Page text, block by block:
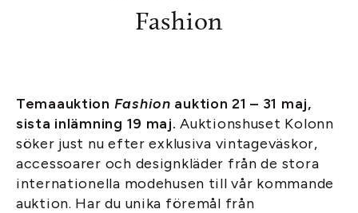
Fashion
Temaauktion Fashion auktion 21 – 31 maj,
sista inlämning 19 maj.Auktionshuset Kolonn
söker just nu efter exklusiva vintageväskor,
accessoarer och designkläder från de stora
internationella modehusen till vår kommande
auktion. Har du unika föremål från